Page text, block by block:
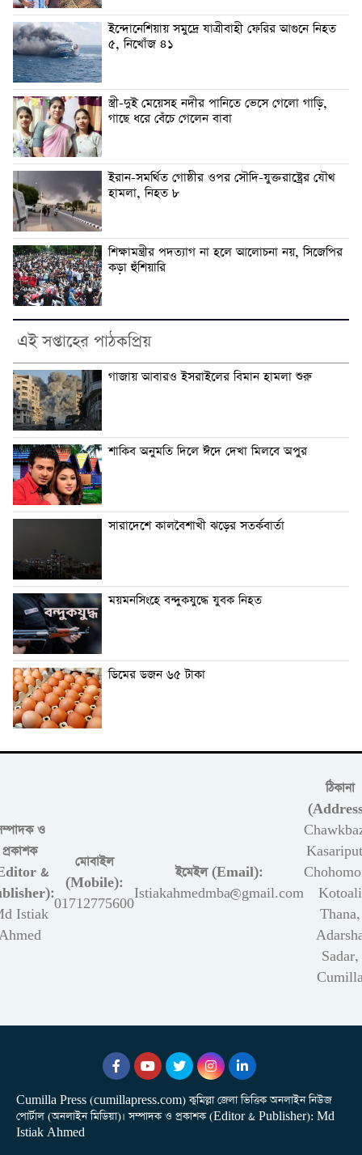
ইন্দোনেশিয়ায় সমুদ্রে যাত্রীবাহী ফেরির আগুনে নিহত
৫, নিখোঁজ ৪১
স্ত্রী-দুই মেয়েসহ নদীর পানিতে ভেসে গেলো গাড়ি,
গাছে ধরে বেঁচে গেলেন বাবা
ইরান-সমর্থিত গোষ্ঠীর ওপর সৌদি-যুক্তরাষ্ট্রের যৌথ
হামলা, নিহত ৮
শিক্ষামন্ত্রীর পদত্যাগ না হলে আলোচনা নয়, সিজেপির
কড়া হুঁশিয়ারি
এই সপ্তাহের পাঠকপ্রিয়
গাজায় আবারও ইসরাইলের বিমান হামলা শুরু
শাকিব অনুমতি দিলে ঈদে দেখা মিলবে অপুর
সারাদেশে কালবৈশাখী ঝড়ের সতর্কবার্তা
ময়মনসিংহে বন্দুকযুদ্ধে যুবক নিহত
ডিমের ডজন ৬৫ টাকা
ও
প্রকাশক
&
Istiak
মোবাইল
(Mobile):
01712775600
ইমেইল (Email):
Istiakahmedmba@gmail.com
ঠিকানা
Kotoali
Thana,
Sadar,
Cumilla Press (cumillapress.com) কুমিল্লা জেলা ভিত্তিক অনলাইন নিউজ
পোর্টাল (অনলাইন মিডিয়া)। সম্পাদক ও প্রকাশক (Editor & Publisher): Md
Istiak Ahmed